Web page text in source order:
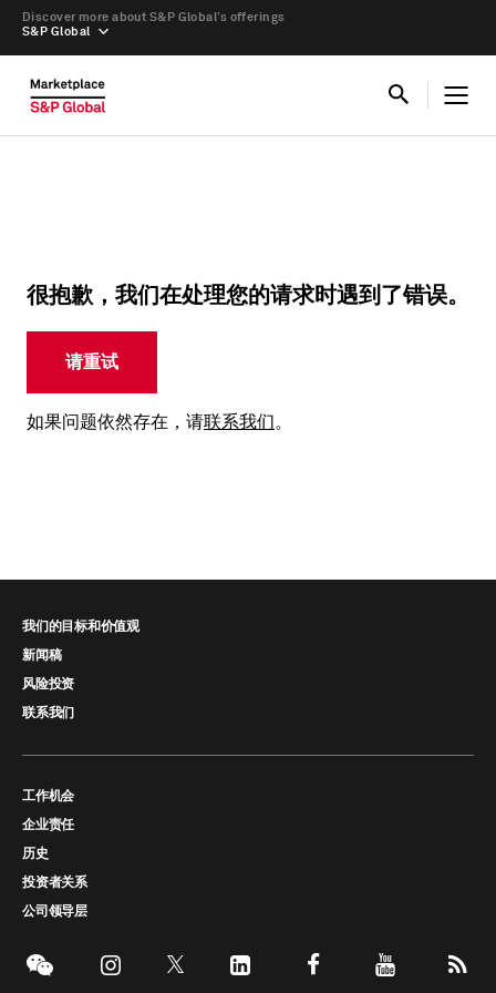
S&P Global
Discover more about S&P Global’s offerings
很抱歉，我们在处理您的请求时遇到了错误。
请重试
如果问题依然存在，请联系我们。
我们的目标和价值观
新闻稿
风险投资
联系我们
工作机会
企业责任
历史
投资者关系
公司领导层